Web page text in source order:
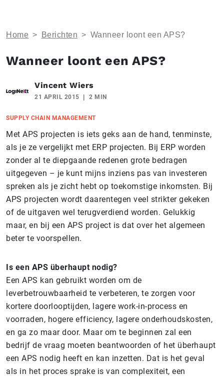
Home > Berichten > Wanneer loont een APS?
Wanneer loont een APS?
Vincent Wiers
21 APRIL 2015 2 MIN
SUPPLY CHAIN MANAGEMENT
Met APS projecten is iets geks aan de hand, tenminste,
als je ze vergelijkt met ERP projecten. Bij ERP worden
zonder al te diepgaande redenen grote bedragen
uitgegeven – je kunt mijns inziens pas van investeren
spreken als je zicht hebt op toekomstige inkomsten. Bij
APS projecten wordt daarentegen veel strikter gekeken
of de uitgaven wel terugverdiend worden. Gelukkig
maar, en bij een APS project is dat over het algemeen
beter te voorspellen.
Is een APS überhaupt nodig?
Een APS kan gebruikt worden om de
leverbetrouwbaarheid te verbeteren, te zorgen voor
kortere doorlooptijden, lagere work-in-process en
voorraden, hogere efficiency, lagere onderhoudskosten,
en ga zo maar door. Maar om te beginnen zal een
bedrijf de vraag moeten beantwoorden of het überhaupt
een APS nodig heeft en kan inzetten. Dat is het geval
als in het proces sprake is van complexiteit, een